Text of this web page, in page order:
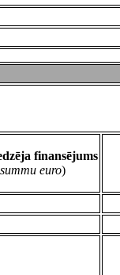
finansējums
euro)